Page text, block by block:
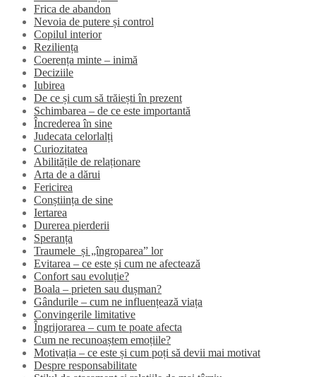
Frica de abandon
Nevoia de putere și control
Copilul interior
Reziliența
Coerența minte – inimă
Deciziile
Iubirea
De ce și cum să trăiești în prezent
Schimbarea – de ce este importantă
Încrederea în sine
Judecata celorlalți
Curiozitatea
Abilitățile de relaționare
Arta de a dărui
Fericirea
Conștiința de sine
Iertarea
Durerea pierderii
Speranța
Traumele și „îngroparea” lor
Evitarea – ce este și cum ne afectează
Confort sau evoluție?
Boala – prieten sau dușman?
Gândurile – cum ne influențează viața
Convingerile limitative
Îngrijorarea – cum te poate afecta
Cum ne recunoaștem emoțiile?
Motivația – ce este și cum poți să devii mai motivat
Despre responsabilitate